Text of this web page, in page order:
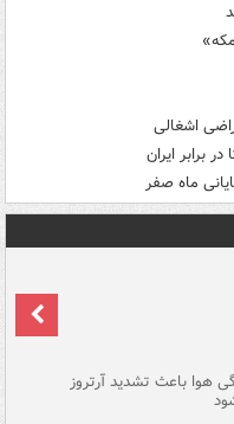
اشغالی
برابر ایران
ماه صفر
هوا باعث تشدید آرتروز